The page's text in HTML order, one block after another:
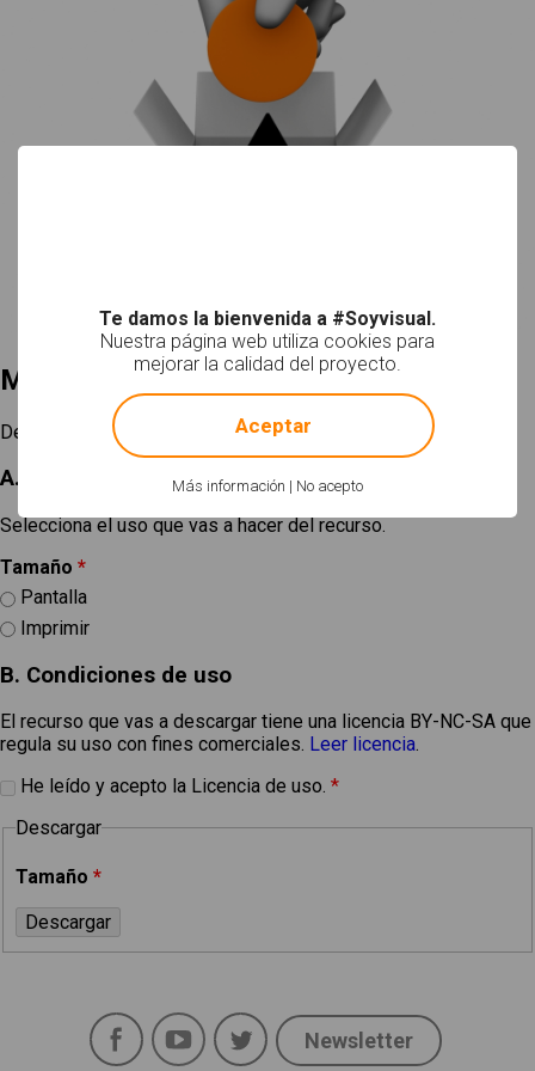
Mi selección
Descargar
A. Elige un tamaño
Selecciona el uso que vas a hacer del recurso.
Tamaño *
Pantalla
Imprimir
B. Condiciones de uso
El recurso que vas a descargar tiene una licencia BY-NC-SA que
regula su uso con fines comerciales. Leer licencia.
He leído y acepto la Licencia de uso. *
Descargar
Tamaño *
Social
FacebookYouTubeTwitter
Newsletter
Te damos la bienvenida a #Soyvisual.
Nuestra página web utiliza cookies para
mejorar la calidad del proyecto.
Más información | No acepto
! Not valid!
Aceptar